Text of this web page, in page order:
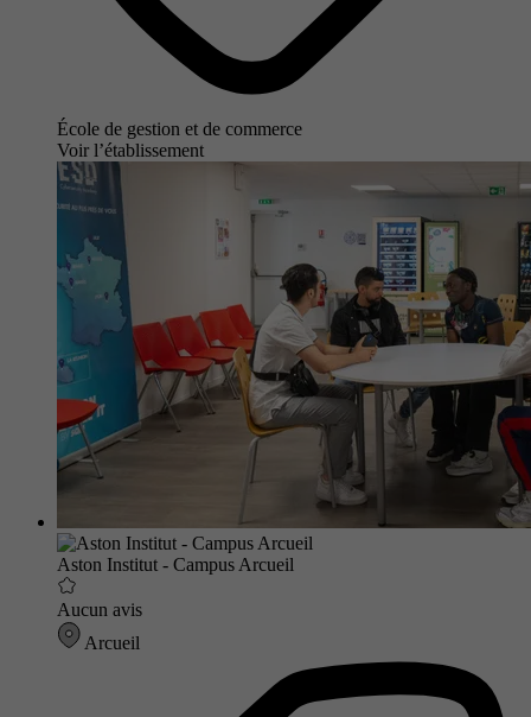
École de gestion et de commerce
Voir l’établissement
Aston Institut - Campus Arcueil
Aucun avis
Arcueil